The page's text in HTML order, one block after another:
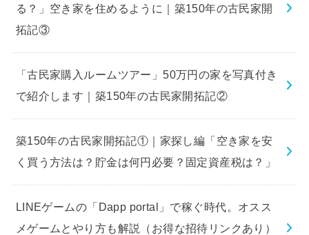
る？」空き家を住めるように｜築150年の古民家開
拓記③
「古民家購入ルームツアー」50万円の家を写真付き
で紹介します｜築150年の古民家開拓記②
築150年の古民家開拓記①｜家探し編「空き家を安
く買う方法は？貯金は何円必要？固定資産税は？」
LINEゲームの「Dapp portal」で稼ぐ時代。オスス
メゲームとやり方も解説（お得な招待リンクあり）